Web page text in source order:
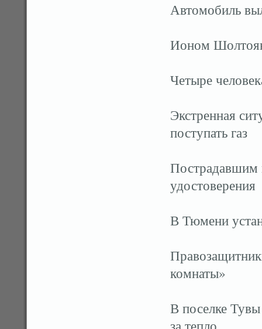
Автомобиль
Ионом
Четыре
Экстренная
поступать газ
Пострадавшим
удостоверения
В Тюмени
комнаты»
В поселке
за тепло